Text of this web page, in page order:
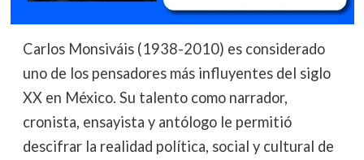
Carlos Monsiváis (1938-2010) es considerado
uno de los pensadores más influyentes del siglo
XX en México. Su talento como narrador,
cronista, ensayista y antólogo le permitió
descifrar la realidad política, social y cultural de